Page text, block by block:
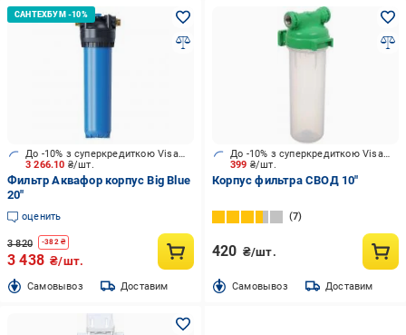
3 266.10 ₴/шт.
До -10% з суперкредиткою Visa Вигода
Фильтр Аквафор корпус Big Blue
20"
оценить
3 820 -382₴
3 438 ₴/шт.
Cамовывоз Доставим
399 ₴/шт.
До -10% з суперкредиткою Visa Вигода
Корпус фильтра СВОД 10"
7
420 ₴/шт.
Cамовывоз Доставим